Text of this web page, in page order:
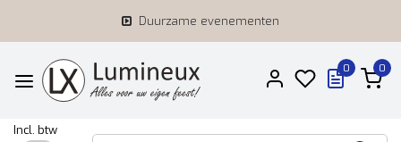
Duurzame evenementen
0 0
Incl. btw